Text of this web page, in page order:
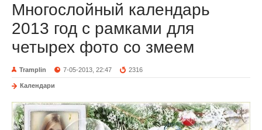
Многослойный календарь
2013 год с рамками для
четырех фото со змеем
Tramplin 7-05-2013, 22:47 2316
Календари